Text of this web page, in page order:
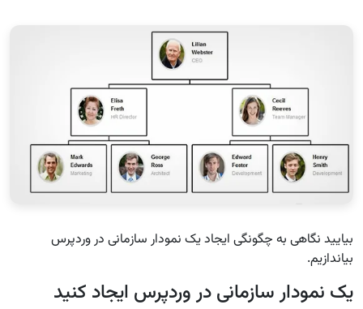
بیایید نگاهی به چگونگی ایجاد یک نمودار سازمانی در وردپرس
بیاندازیم.
یک نمودار سازمانی در وردپرس ایجاد کنید